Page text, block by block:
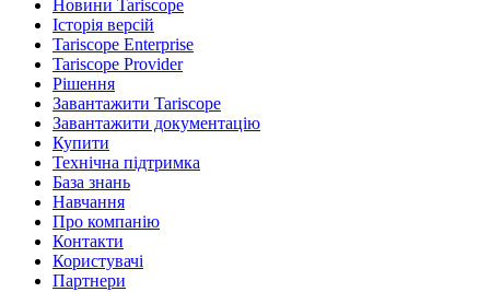
Новини Tariscope
Історія версій
Tariscope Enterprise
Tariscope Provider
Рішення
Завантажити Tariscope
Завантажити документацію
Купити
Технічна підтримка
База знань
Навчання
Про компанію
Контакти
Користувачі
Партнери